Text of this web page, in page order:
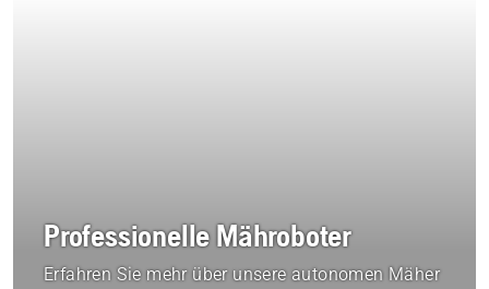
Professionelle Mähroboter
Erfahren Sie mehr über unsere autonomen Mäher